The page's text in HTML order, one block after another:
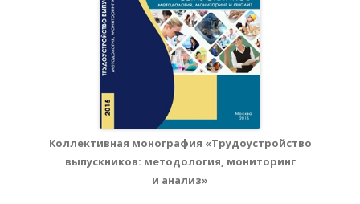
Коллективная монография «Трудоустройство
выпускников: методология, мониторинг
и анализ»